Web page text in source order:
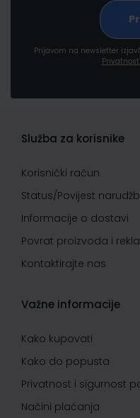
Prijavom na newsletter
Služba za korisnike
Korisnički račun
Status/Povijest
Informacije o dostavi
Povrat proizvoda i
Kontaktirajte nas
Važne informacije
Kako kupovati
Kako do popusta
Privatnost i sigurnost
Načini plaćanja